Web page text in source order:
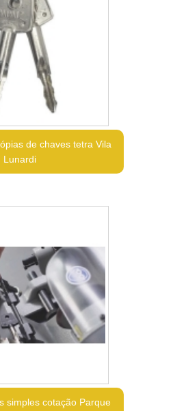
de chaves tetra Vila
Lunardi
simples cotação Parque